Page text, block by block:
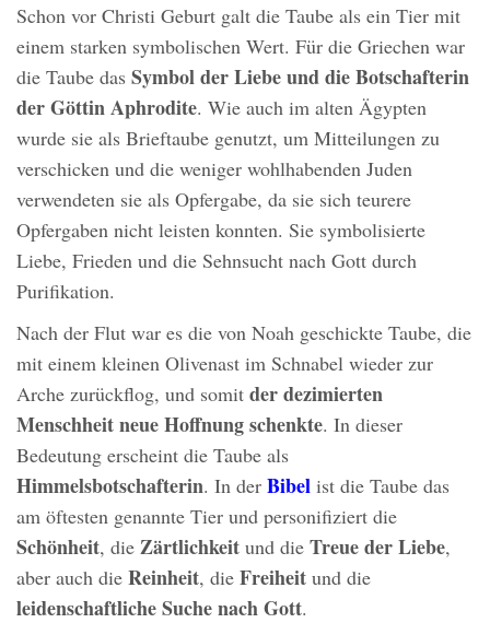
Schon vor Christi Geburt galt die Taube als ein Tier mit
einem starken symbolischen Wert. Für die Griechen war
die Taube das Symbol der Liebe und die Botschafterin
der Göttin Aphrodite. Wie auch im alten Ägypten
wurde sie als Brieftaube genutzt, um Mitteilungen zu
verschicken und die weniger wohlhabenden Juden
verwendeten sie als Opfergabe, da sie sich teurere
Opfergaben nicht leisten konnten. Sie symbolisierte
Liebe, Frieden und die Sehnsucht nach Gott durch
Purifikation.
Nach der Flut war es die von Noah geschickte Taube, die
mit einem kleinen Olivenast im Schnabel wieder zur
Arche zurückflog, und somit der dezimierten
Menschheit neue Hoffnung schenkte. In dieser
Bedeutung erscheint die Taube als
Himmelsbotschafterin. In der Bibel ist die Taube das
am öftesten genannte Tier und personifiziert die
Schönheit, die Zärtlichkeit und die Treue der Liebe,
aber auch die Reinheit, die Freiheit und die
leidenschaftlicheSuche nach Gott.